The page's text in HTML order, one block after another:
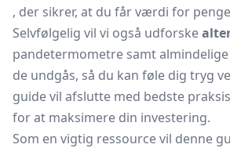
, der sikrer, at du får værdi for
Selvfølgelig vil vi også udforske
pandetermometre samt
de undgås, så du kan føle dig tryg
guide vil afslutte med bedste
for at maksimere din investering.
Som en vigtig ressource vil denne